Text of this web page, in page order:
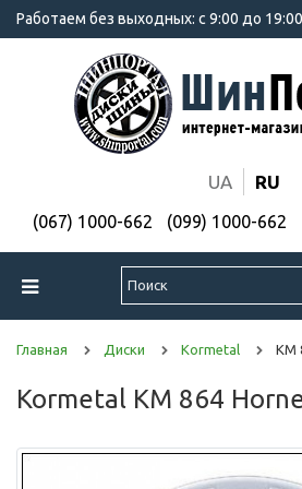
Работаем без выходных: с 9:00 до 19:00
UA RU
(067) 1000-662 (099) 1000-662
Главная Диски Kormetal KM
Kormetal KM 864